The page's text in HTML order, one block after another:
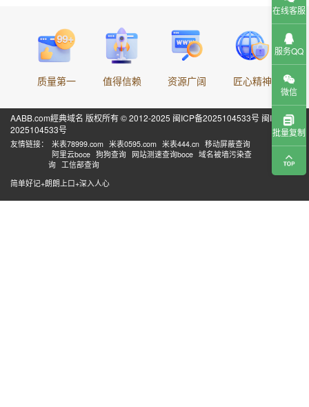
质量第一 值得信赖 资源广阔 匠心精神
AABB.com經典域名 版权所有 © 2012-2025 闽ICP备2025104533号 闽ICP备
2025104533号
友情链接： 米表78999.com 米表0595.com 米表444.cn 移动屏蔽查询
阿里云boce 狗狗查询 网站测速查询boce 域名被墙污染查
询 工信部查询
简单好记+朗朗上口+深入人心
在线客服
服务QQ
微信
批量复制